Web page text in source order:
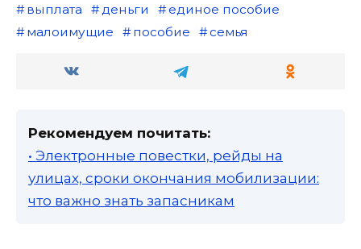
выплата деньги
единое пособие
малоимущие
пособие семья
Рекомендуем почитать:
• Электронные повестки, рейды на
улицах, сроки окончания мобилизации:
что важно знать запасникам